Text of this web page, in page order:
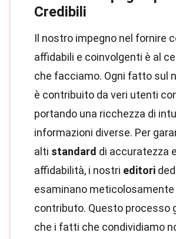
Credibili
Il nostro impegno nel fornire
affidabili e coinvolgenti è al
che facciamo. Ogni fatto sul
è contribuito da veri utenti
portando una ricchezza di
informazioni diverse. Per
alti standard di accuratezza e
affidabilità, i nostri editori
esaminano meticolosamente
contributo. Questo processo
che i fatti che condividiamo